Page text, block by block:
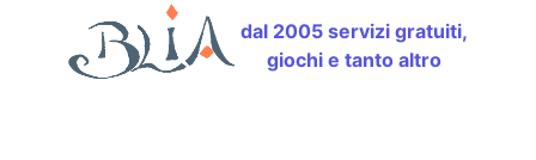
dal 2005 servizi gratuiti,
giochi e tanto altro